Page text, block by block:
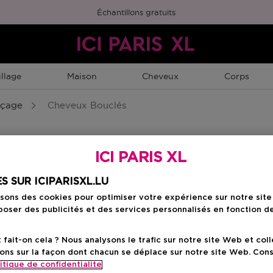
Échantillons gratuits
Maison Cheveux Corps
Cheveux Bouclés
colorés Cheveux blonds
ICI PARIS XL
SUR ICIPARISXL.LU
des cookies pour optimiser votre expérience sur notre
des publicités et des services personnalisés en fonction
fait-on cela ? Nous analysons le trafic sur notre site Web et
sur la façon dont chacun se déplace sur notre site Web.
de confidentialite